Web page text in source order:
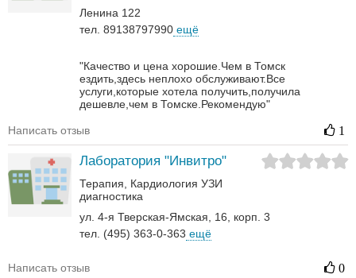
Ленина 122
тел. 89138797990 ещё
"Качество и цена хорошие.Чем в Томск
ездить,здесь неплохо обслуживают.Все
услуги,которые хотела получить,получила
дешевле,чем в Томске.Рекомендую"
Написать отзыв 1
Лаборатория "Инвитро"
Терапия Кардиология УЗИ
диагностика
ул. 4-я Тверская-Ямская, 16, корп. 3
тел. (495) 363-0-363 ещё
Написать отзыв 0